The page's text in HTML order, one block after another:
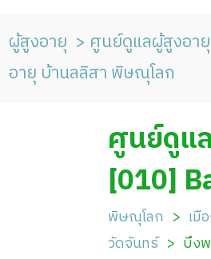
ผู้สูงอายุ ศูนย์ดูแลผู้สูงอายุ
อายุ บ้านลลิสา พิษณุโลก
ศูนย์ดูแ
ศูนย์ดูแ
บ้านลลิ
[010]
พิษณุโลก
เมื
วัดจันทร์
บึง